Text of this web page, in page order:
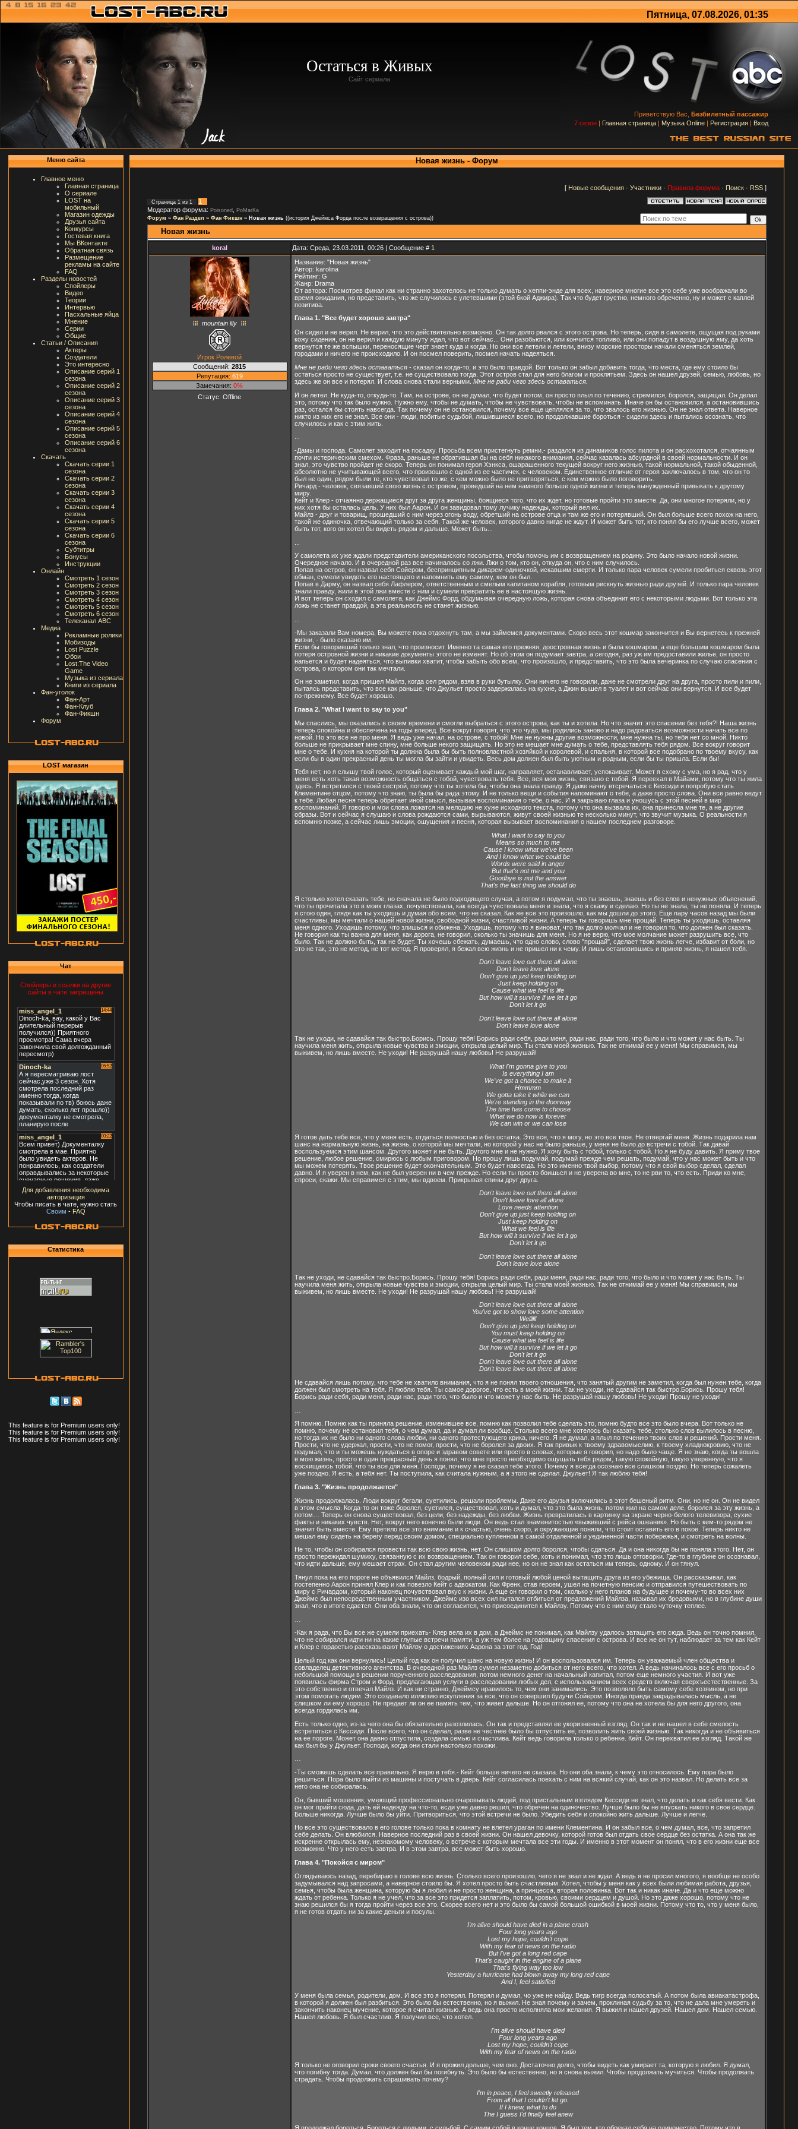
Пятница, 07.08.2026, 01:35
Остаться в Живых
Сайт сериала
Приветствую Вас, Безбилетный пассажир
7 сезон | Главная страница | Музыка Online | Регистрация | Вход
Меню сайта
Главное меню
Главная страница
О сериале
LOST на
мобильный
Магазин одежды
Друзья сайта
Конкурсы
Гостевая книга
Мы ВКонтакте
Обратная связь
Размещение
рекламы на сайте
FAQ
Разделы новостей
Спойлеры
Видео
Теории
Интервью
Пасхальные яйца
Мнение
Серии
Общие
Статьи / Описания
Актеры
Создатели
Это интересно
Описание серий 1
сезона
Описание серий 2
сезона
Описание серий 3
сезона
Описание серий 4
сезона
Описание серий 5
сезона
Описание серий 6
сезона
Скачать
Скачать серии 1
сезона
Скачать серии 2
сезона
Скачать серии 3
сезона
Скачать серии 4
сезона
Скачать серии 5
сезона
Скачать серии 6
сезона
Субтитры
Бонусы
Инструкции
Онлайн
Смотреть 1 сезон
Смотреть 2 сезон
Смотреть 3 сезон
Смотреть 4 сезон
Смотреть 5 сезон
Смотреть 6 сезон
Телеканал ABC
Медиа
Рекламные ролики
Мобизоды
Lost Puzzle
Обои
Lost:The Video
Game
Музыка из сериала
Книги из сериала
Фан-уголок
Фан-Арт
Фан-Клуб
Фан-Фикшн
Форум
LOST магазин
Чат
Спойлеры и ссылки на другие
сайты в чате запрещены
Для добавления необходима
авторизация
Чтобы писать в чате, нужно стать
Своим - FAQ
Статистика
This feature is for Premium users only!
This feature is for Premium users only!
This feature is for Premium users only!
Новая жизнь - Форум
[ Новые сообщения· Участники· Правила форума· Поиск· RSS]
Страница 1 из 1
1
Модератор форума: Poisoned,
PoMarKa
Форум » Фан Раздел » Фан Фикшн » Новая жизнь ((история Джеймса Форда после возвращения с острова))
Новая жизнь
koral Дата: Среда, 23.03.2011, 00:26 | Сообщение # 1
mountain lily
Игрок Ролевой
Сообщений: 2815
Репутация: 619
Замечания: 0%
Статус: Offline
Название: "Новая жизнь"
Автор: karolina
Рейтинг: G
Жанр: Drama
От автора: Посмотрев финал как ни странно захотелось не только думать о хеппи-энде для всех, наверное многие все это себе уже воображали во
время ожидания, но представить, что же случилось с улетевшими (этой 6кой Аджира). Так что будет грустно, немного обреченно, ну и может с каплей
позитива.
Глава 1. "Все будет хорошо завтра"
Он сидел и не верил. Не верил, что это действительно возможно. Он так долго рвался с этого острова. Но теперь, сидя в самолете, ощущая под руками
кожу сидения, он не верил и каждую минуту ждал, что вот сейчас... Они разобьются, или кончится топливо, или они попадут в воздушную яму, да хоть
вернутся те же вспышки, переносящие черт знает куда и когда. Но они все летели и летели, внизу морские просторы начали сменяться землей,
городами и ничего не происходило. И он посмел поверить, посмел начать надеяться.
Мне не ради чего здесь оставаться- сказал он когда-то, и это было правдой. Вот только он забыл добавить тогда, что места, где ему стоило бы
остаться просто не существует, т.е. не существовало тогда. Этот остров стал для него благом и проклятьем. Здесь он нашел друзей, семью, любовь, но
здесь же он все и потерял. И слова снова стали верными. Мне не ради чего здесь оставаться.
И он летел. Не куда-то, откуда-то. Там, на острове, он не думал, что будет потом, он просто плыл по течению, стремился, боролся, защищал. Он делал
это, потому что так было нужно. Нужно ему, чтобы не думать, чтобы не чувствовать, чтобы не вспоминать. Иначе он бы остановился, а остановившись
раз, остался бы стоять навсегда. Так почему он не остановился, почему все еще цеплялся за то, что звалось его жизнью. Он не знал ответа. Наверное
никто из них его не знал. Все они - люди, побитые судьбой, лишившиеся всего, но продолжавшие бороться - сидели здесь и пытались осознать, что
случилось и как с этим жить.
-Дамы и господа. Самолет заходит на посадку. Просьба всем пристегнуть ремни.- раздался из динамиков голос пилота и он расхохотался, отчаянным
почти истерическим смехом. Фраза, раньше не обратившая бы на себя никакого внимания, сейчас казалась абсурдной в своей нормальности. И он
знал, это чувство пройдет не скоро. Теперь он понимал героя Хэнкса, ошарашенного текущей вокруг него жизнью, такой нормальной, такой обыденной,
абсолютно не учитывающей всего, что произошло с одной из ее частичек, с человеком. Единственное отличие от героя заключалось в том, что он то
был не один, рядом были те, кто чувствовал то же, с кем можно было не притворяться, с кем можно было поговорить.
Ричард - человек, связавший свою жизнь с островом, проведший на нем намного больше одной жизни и теперь вынужденный привыкать к другому
миру.
Кейт и Клер - отчаянно держащиеся друг за друга женщины, боящиеся того, что их ждет, но готовые пройти это вместе. Да, они многое потеряли, но у
них хотя бы осталась цель. У них был Аарон. И он завидовал тому лучику надежды, который вел их.
Майлз - друг и товарищ, прошедший с ним через огонь воду, обретший на острове отца и там же его и потерявший. Он был больше всего похож на него,
такой же одиночка, отвечающий только за себя. Такой же человек, которого давно нигде не ждут. И может быть тот, кто понял бы его лучше всего, может
быть тот, кого он хотел бы видеть рядом и дальше. Может быть...
У самолета их уже ждали представители американского посольства, чтобы помочь им с возвращением на родину. Это было начало новой жизни.
Очередное начало. И в очередной раз все начиналось со лжи. Лжи о том, кто он, откуда он, что с ним случилось.
Попав на остров, он назвал себя Сойером, беспринципным дикарем-одиночкой, искавшим смерти. И только пара человек сумели пробиться сквозь этот
обман, сумели увидеть его настоящего и напомнить ему самому, кем он был.
Попав в Дарму, он назвал себя Лафлером, ответственным и смелым капитаном корабля, готовым рискнуть жизнью ради друзей. И только пара человек
знали правду, жили в этой лжи вместе с ним и сумели превратить ее в настоящую жизнь.
И вот теперь он сходил с самолета, как Джеймс Форд, обдумывая очередную ложь, которая снова объединит его с некоторыми людьми. Вот только эта
ложь не станет правдой, а эта реальность не станет жизнью.
-Мы заказали Вам номера, Вы можете пока отдохнуть там, а мы займемся документами. Скоро весь этот кошмар закончится и Вы вернетесь к прежней
жизни, - было сказано им.
Если бы говоривший только знал, что произносит. Именно та самая его прежняя, доостровная жизнь и была кошмаром, а еще большим кошмаром была
потеря островной жизни и никакие документы этого не изменят. Но об этом он подумает завтра, а сегодня, раз уж им предоставили жилье, он просто
напьется и будет надеяться, что выпивки хватит, чтобы забыть обо всем, что произошло, и представить, что это была вечеринка по случаю спасения с
острова, о котором они так мечтали.
Он не заметил, когда пришел Майлз, когда сел рядом, взяв в руки бутылку. Они ничего не говорили, даже не смотрели друг на друга, просто пили и пили,
пытаясь представить, что все как раньше, что Джульет просто задержалась на кухне, а Джин вышел в туалет и вот сейчас они вернутся. И все будет
по-прежнему. Все будет хорошо.
Глава 2. "What I want to say to you"
Мы спаслись, мы оказались в своем времени и смогли выбраться с этого острова, как ты и хотела. Но что значит это спасение без тебя?! Наша жизнь
теперь спокойна и обеспечена на годы вперед. Все вокруг говорят, что это чудо, мы родились заново и надо радоваться возможности начать все по
новой. Но это все не про меня. Я ведь уже начал, на острове, с тобой! Мне не нужны другие возможности, мне нужна ты, но тебя нет со мной. Никто
больше не прикрывает мне спину, мне больше некого защищать. Но это не мешает мне думать о тебе, представлять тебя рядом. Все вокруг говорит
мне о тебе. И кухня на которой ты должна была бы быть полновластной хозяйкой и королевой, и спальня, в которой все подобрано по твоему вкусу, как
если бы в один прекрасный день ты могла бы зайти и увидеть. Весь дом должен был быть уютным и родным, если бы ты пришла. Если бы!
Тебя нет, но я слышу твой голос, который оценивает каждый мой шаг, направляет, останавливает, успокаивает. Может я схожу с ума, но я рад, что у
меня есть хоть такая возможность общаться с тобой, чувствовать тебя. Все, вся моя жизнь, связано с тобой. Я переехал в Майами, потому что ты жила
здесь. Я встретился с твоей сестрой, потому что ты хотела бы, чтобы она знала правду. Я даже начну втсречаться с Кессиди и попробую стать
Клементине отцом, потому что знаю, ты была бы рада этому. И не только вещи и события напоминают о тебе, а даже просто слова. Они все равно ведут
к тебе. Любая песня теперь обретает иной смысл, вызывая воспоминания о тебе, о нас. И я закрываю глаза и уношусь с этой песней в мир
воспоминаний. Я говорю и мои слова ложатся на мелодию не хуже исходного текста, потому что она вызвала их, она принесла мне те, а не другие
образы. Вот и сейчас я слушаю и слова рождаются сами, вырываются, живут своей жизнью те несколько минут, что звучит музыка. О реальности я
вспомню позже, а сейчас лишь эмоции, ошущения и песня, которая вызывает воспоминания о нашем последнем разговоре.
What I want to say to you
Means so much to me
Cause I know what we've been
And I know what we could be
Words were said in anger
But that's not me and you
Goodbye is not the answer
That's the last thing we should do
Я столько хотел сказать тебе, но сначала не было подходящего случая, а потом я подумал, что ты знаешь, знаешь и без слов и ненужных объяснений,
что ты прочитала это в моих глазах, почувствовала, как всегда чувствовала меня и знала, что я скажу и сделаю. Но ты не знала, ты не поняла. И теперь
я стою один, глядя как ты уходишь и думая обо всем, что не сказал. Как же все это произошло, как мы дошли до этого. Еще пару часов назад мы были
счастливы, мы мечтали о нашей новой жизни, свободной жизни, счастливой жизни. А теперь ты говоришь мне прощай. Теперь ты уходишь, оставляя
меня одного. Уходишь потому, что злишься и обижена. Уходишь, потому что я виноват, что так долго молчал и не говорил то, что должен был сказать.
Не говорил как ты важна для меня, как дорога, не говорил, сколько ты значишь для меня. Но я не верю, что мое молчание может разрушить все, что
было. Так не должно быть, так не будет. Ты хочешь сбежать, думаешь, что одно слово, слово "прощай", сделает твою жизнь легче, избавит от боли, но
это не так, это не метод, не тот метод. Я проверял, я бежал всю жизнь и не пришел ни к чему. И лишь остановившись и приняв жизнь, я нашел тебя.
Don't leave love out there all alone
Don't leave love alone
Don't give up just keep holding on
Just keep holding on
Cause what we feel is life
But how will it survive if we let it go
Don't let it go
Don't leave love out there all alone
Don't leave love alone
Так не уходи, не сдавайся так быстро.Борись. Прошу тебя! Борись ради себя, ради меня, ради нас, ради того, что было и что может у нас быть. Ты
научила меня жить, открыла новые чувства и эмоции, открыла целый мир. Ты стала моей жизнью. Так не отнимай ее у меня! Мы справимся, мы
выживем, но лишь вместе. Не уходи! Не разрушай нашу любовь! Не разрушай!
What I'm gonna give to you
Is everything I am
We've got a chance to make it
Hmmmm
We gotta take it while we can
We're standing in the doorway
The time has come to choose
What we do now is forever
We can win or we can lose
Я готов дать тебе все, что у меня есть, отдаться полностью и без остатка. Это все, что я могу, но это все твое. Не отвергай меня. Жизнь подарила нам
шанс на нормальную жизнь, на жизнь, о которой мы мечтали, но которой у нас не было раньше, у меня не было до встречи с тобой. Так давай
воспользуемся этим шансом. Другого может и не быть. Другого мне и не нужно. Я хочу быть с тобой, только с тобой. Но я не буду давить. Я приму твое
решение, любое решение, смирюсь с любым приговором. Но прошу лишь подумай, подумай прежде чем решать, подумай, что у нас может быть и что
мы можем потерять. Твое решение будет окончательным. Это будет навсегда. Но это именно твой выбор, потому что я свой выбор сделал, сделал
давно. И я уверен в нем, как не был уверен ни в чем прежде. Но если ты просто боишься и не уверена во мне, то не рви то, что есть. Приди ко мне,
спроси, скажи. Мы справимся с этим, мы вдвоем. Прикрывая спины друг друга.
Don't leave love out there all alone
Don't leave love all alone
Love needs attention
Don't give up just keep holding on
Just keep holding on
What we feel is life
But how will it survive if we let it go
Don't let it go
Don't leave love out there all alone
Don't leave love alone
Так не уходи, не сдавайся так быстро.Борись. Прошу тебя! Борись ради себя, ради меня, ради нас, ради того, что было и что может у нас быть. Ты
научила меня жить, открыла новые чувства и эмоции, открыла целый мир. Ты стала моей жизнью. Так не отнимай ее у меня! Мы справимся, мы
выживем, но лишь вместе. Не уходи! Не разрушай нашу любовь! Не разрушай!
Don't leave love out there all alone
You've got to show love some attention
Wellllll
Don't give up just keep holding on
You must keep holding on
Cause what we feel is life
But how will it survive if we let it go
Don't let it go
Don't leave love out there all alone
Don't leave love out there all alone
Не сдавайся лишь потому, что тебе не хватило внимания, что я не понял твоего отношения, что занятый другим не заметил, когда был нужен тебе, когда
должен был смотреть на тебя. Я люблю тебя. Ты самое дорогое, что есть в моей жизни. Так не уходи, не сдавайся так быстро.Борись. Прошу тебя!
Борись ради себя, ради меня, ради нас, ради того, что было и что может у нас быть. Не разрушай нашу любовь! Не уходи! Прошу не уходи!
Я помню. Помню как ты приняла решение, изменившее все, помню как позволил тебе сделать это, помню будто все это было вчера. Вот только не
помню, почему не остановил тебя, о чем думал, да и думал ли вообще. Столько всего мне хотелось бы сказать тебе, столько слов вылилось в песню,
но тогда их не было ни одного слова любви, ни одного протестующего крика, ничего. Я не думал, а плыл по течению твоих слов и решений. Прости меня.
Прости, что не удержал, прости, что не помог, прости, что не боролся за двоих. Я так привык к твоему здравомыслию, к твоему хладнокровию, что не
подумал, что и ты можешь нуждаться в опоре и здравом совете или просто в словах, которые я говорил, но надо было чаще. Я не знаю, когда ты вошла
в мою жизнь, просто в один прекрасный день я понял, что мне просто необходимо ощущать тебя рядом, такую спокойную, такую уверенную, что я
восхищаюсь тобой, что ты все для меня. Господи, почему я не сказал тебе этого. Почему я всегда осознаю все слишком поздно. Но теперь сожалеть
уже поздно. Я есть, а тебя нет. Ты поступила, как считала нужным, а я этого не сделал. Джульет! Я так люблю тебя!
Глава 3. "Жизнь продолжается"
Жизнь продолжалась. Люди вокруг бегали, суетились, решали проблемы. Даже его друзья включились в этот бешеный ритм. Они, но не он. Он не видел
в этом смысла. Когда-то он тоже боролся, суетился, существовал, хоть и думал, что это была жизнь, потом жил на самом деле, боролся за эту жизнь, а
потом… Теперь он снова существовал, без цели, без надежды, без любви. Жизнь превратилась в картинку на экране черно-белого телевизора, сухие
факты и никаких чувств. Нет, вокруг него конечно были люди. Он ведь стал знаменитостью «выживший с рейса ошеаник». Но быть с кем-то рядом не
значит быть вместе. Ему претило все это внимание и к счастью, очень скоро, и окружающие поняли, что стоит оставить его в покое. Теперь никто не
мешал ему сидеть на берегу перед своим домом, специально купленном в самой отдаленной и уединенной части побережья, и смотреть на волны.
Не то, чтобы он собирался провести так всю свою жизнь, нет. Он слишком долго боролся, чтобы сдаться. Да и она никогда бы не поняла этого. Нет, он
просто пережидал шумиху, связанную с их возвращением. Так он говорил себе, хоть и понимал, что это лишь отговорки. Где-то в глубине он осознавал,
что идти дальше, ему мешает страх. Он стал другим человеком ради нее, но он не знал как остаться им теперь, одному. И он тянул.
Тянул пока на его пороге не объявился Майлз, бодрый, полный сил и готовый любой ценой вытащить друга из его убежища. Он рассказывал, как
постепенно Аарон принял Клер и как повезло Кейт с адвокатом. Как Френк, став героем, ушел на почетную пенсию и отправился путешествовать по
миру с Ричардом, который наконец почувствовал вкус к жизни. А еще он говорил о том, сколько у него планов на будущее и почему-то во всех них
Джеймс был непосредственным участником. Джеймс изо всех сил пытался отбиться от предложений Майлза, называл их бредовыми, но в глубине души
знал, что в итоге сдастся. Они оба знали, что он согласится, что присоединится к Майлзу. Потому что с ним ему стало чуточку теплее.
-Как я рада, что Вы все же сумели приехать- Клер вела их в дом, а Джеймс не понимал, как Майлзу удалось затащить его сюда. Ведь он точно помнил,
что не собирался идти ни на какие глупые встречи памяти, а уж тем более на годовщину спасения с острова. И все же он тут, наблюдает за тем как Кейт
и Клер с гордостью рассказывают Майлзу о достижениях Аарона за этот год. Год!
Целый год как они вернулись! Целый год как он получил шанс на новую жизнь! И он воспользовался им. Теперь он уважаемый член общества и
совладелец детективного агентства. В очередной раз Майлз сумел незаметно добиться от него всего, что хотел. А ведь начиналось все с его просьб о
небольшой помощи в решении порученного расследования, потом немного денег на начальный капитал, потом еще немного участия. И вот уже
появилась фирма Стром и Форд, предлагающая услуги в расследовании любых дел, с использованием всех средств включая сверхъестественные. За
это собственно и отвечал Майлз. И как ни странно, Джеймсу нравилось то, чем они занимались. Это позволяло быть самому себе хозяином, но при
этом помогать людям. Это создавало иллюзию искупления за все, что он совершил будучи Сойером. Иногда правда закрадывалась мысль, а не
слишком ли ему хорошо. Не предает ли он ее память тем, что живет дальше. Но он отгонял ее, потому что она не хотела бы для него другого, она
всегда гордилась им.
Есть только одно, из-за чего она бы обязательно разозлилась. Он так и представлял ее укоризненный взгляд. Он так и не нашел в себе смелость
встретиться с Кессиди. После всего, что он сделал, разве не честнее было бы отпустить ее, позволить жить своей жизнью. Так никогда и не объявиться
на ее пороге. Может она давно отпустила, создала семью и счастлива. Кейт ведь говорила только о ребенке. Кейт. Он перехватил ее взгляд. Такой же
как был бы у Джульет. Господи, когда они стали настолько похожи.
-Ты сможешь сделать все правильно. Я верю в тебя.- Кейт больше ничего не сказала. Но они оба знали, к чему это относилось. Ему пора было
решиться. Пора было выйти из машины и постучать в дверь. Кейт согласилась поехать с ним на всякий случай, как он это назвал. Но делать все за
него она не собиралась.
Он, бывший мошенник, умеющий профессионально очаровывать людей, под пристальным взглядом Кессиди не знал, что делать и как себя вести. Как
он мог прийти сюда, дать ей надежду на что-то, есди уже давно решил, что обречен на одиночество. Лучше было бы не впускать никого в свое сердце.
Больше никогда. Лучше было бы уйти. Притвориться, что этой встречи не было. Убедить себя и спокойно жить дальше. Лучше и легче.
Но все это существовало в его голове только пока в комнату не влетел ураган по имени Клементина. И он забыл все, о чем думал, все, что запретил
себе делать. Он влюбился. Наверное последний раз в своей жизни. Он нашел девочку, которой готов был отдать свое сердце без остатка. А она так же
искренне открылась ему, незнакомому человеку, о встрече с которым мечтала все эти годы. И именно в этот момент он понял, что в его жизни еще все
возможно. Что у него есть завтра. И в этом завтра, все может быть хорошо.
Глава 4. "Покойся с миром"
Оглядываюсь назад, перебираю в голове всю жизнь. Столько всего произошло, чего я не звал и не ждал. А ведь я не просил многого, я вообще не особо
задумывался над запросами, а наверное стоило бы. Я хотел просто быть счастливым. Хотел, чтобы у меня как у всех были любимая работа, друзья,
семья, чтобы была женщина, которую бы я любил и не просто женщина, а принцесса, вторая половинка. Вот так и никак иначе. Да и что еще можно
ждать от ребенка. Только я не учел, что за все это придется заплатить, потом, кровью, своими сердцем и душой. Но это даже хорошо, потому что не
знаю решился бы я тогда пройти через все это. Скорее всего нет и это было бы самой большой ошибкой в моей жизни. Потому что то, что у меня было,
я не готов отдать ни за какие деньги и посулы.
I'm alive should have died in a plane crash
Four long years ago
Lost my hope, couldn't cope
With my fear of news on the radio
But I've got a long red cape
That's caught in the engine of a plane
That's flying way too low
Yesterday a hurricane had blown away my long red cape
And I, feel satisfied
У меня была семья, родители, дом. И все это я потерял. Потерял и думал, чо уже не найду. Ведь тигр всегда полосатый. А потом была авиакатастрофа,
в которой я должен был разбиться. Это было бы естественно, но я выжил. Не зная почему и зачем, проклиная судьбу за то, что не дала мне умереть и
закончить наконец мучение, которое я считал жизнью. А ведь она просто исполняла мои желания. Я выжил и нашел друзей. Нашел дом. Нашел семью.
Нашел любовь. Я был счастлив. Я получил все, что хотел.
I'm alive should have died
Four long years ago
Lost my hope, couldn't cope
With my fear of news on the radio
Я только не оговорил сроки своего счастья. И я прожил дольше, чем оно. Достаточно долго, чтобы видеть как умирает та, которую я любил. Я думал,
что погибну тогда. Думал, что должен был бы погибнуть. Это было бы естественно, но я снова выжил. Чтобы продолжать мучиться. Чтобы продолжать
страдать. Чтобы продолжать спрашивать почему?
I'm in peace, I feel sweetly released
From all that I couldn't let go.
If I knew, what to do
The I guess I'd finally feel anew
Я продолжал бороться. Бороться с людьми, с судьбой. С самим собой в конце концов. Я был тем, кто обрекал себя на одиночество. Потому что в